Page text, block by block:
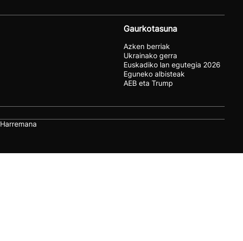
Gaurkotasuna
Azken berriak
Ukrainako gerra
Euskadiko lan egutegia 2026
Eguneko albisteak
AEB eta Trump
Harremana